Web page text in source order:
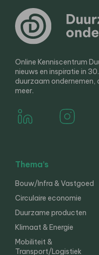
Online Kenniscentrum
nieuws en inspiratie in
duurzaam ondernemen,
meer.
Thema’s
Bouw/Infra & Vastgoed
Circulaire economie
Duurzame producten
Klimaat & Energie
Mobiliteit &
Transport/Logistiek